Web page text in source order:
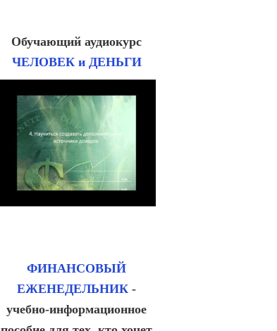
Обучающий аудиокурс
ЧЕЛОВЕК и ДЕНЬГИ
ФИНАНСОВЫЙ
ЕЖЕНЕДЕЛЬНИК -
учебно-информационное